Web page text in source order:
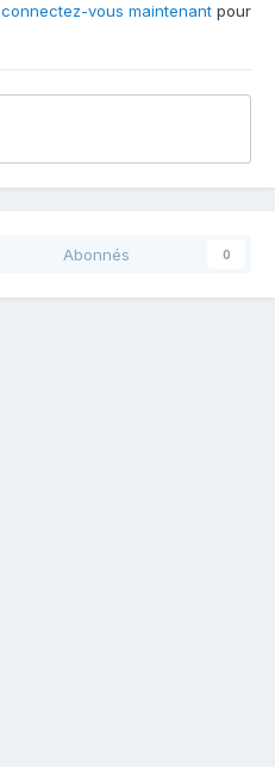
connectez-vous maintenant pour
Abonnés 0